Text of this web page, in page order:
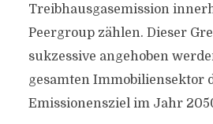
Treibhausgasemission
Peergroup zählen. Dieser
sukzessive angehoben
gesamten Immobiliensektor
Emissionensziel im Jahr